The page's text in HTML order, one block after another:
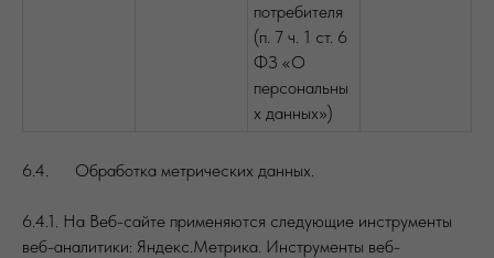
потребителя
(п. 7 ч. 1 ст. 6
ФЗ «О
персональны
х данных»)
6.4. Обработка метрических данных.
6.4.1. На Веб-сайте применяются следующие инструменты
веб-аналитики: Яндекс.Метрика. Инструменты веб-